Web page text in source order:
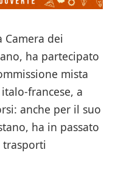
Camera dei
ha partecipato
mista
francese, a
anche per il suo
ha in passato